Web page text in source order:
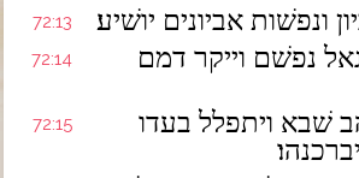
72:13 ונפשׁות אביונים יושׁיע׃
72:14
נפשׁם וייקר דמם
72:15
שׁבא ויתפלל בעדו